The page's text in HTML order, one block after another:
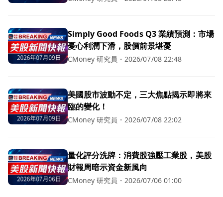
Simply Good Foods Q3 業績預測：市場
憂心利潤下滑，股價前景堪憂
CMoney 研究員 ・ 2026/07/08 22:48
美國股市波動不定，三大焦點揭示即將來
臨的變化！
CMoney 研究員 ・ 2026/07/08 22:02
量化評分洗牌：消費股強壓工業股，美股
財報周暗示資金新風向
CMoney 研究員 ・ 2026/07/06 01:00